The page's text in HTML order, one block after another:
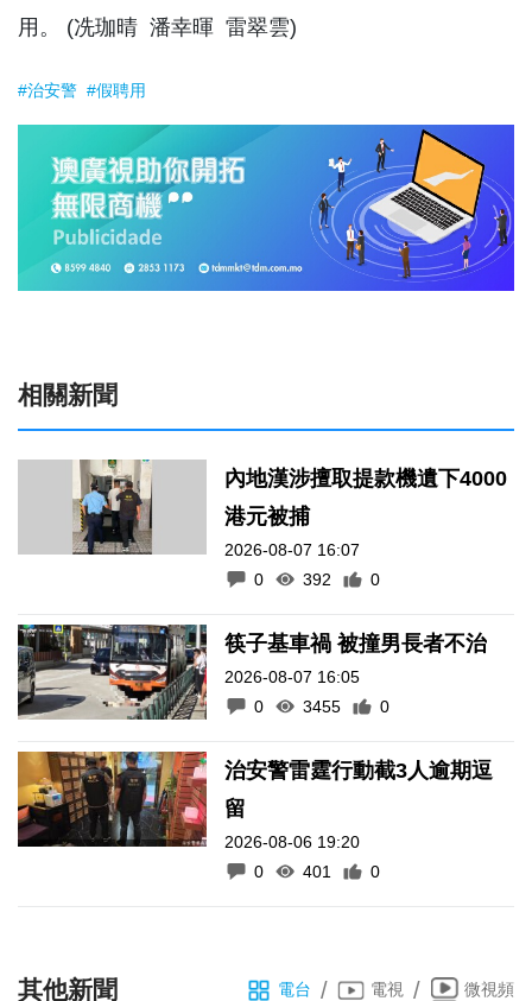
用。 (冼珈晴 潘幸暉 雷翠雲)
#治安警 #假聘用
相關新聞
內地漢涉擅取提款機遺下4000
港元被捕
2026-08-07 16:07
0
392 0
筷子基車禍 被撞男長者不治
2026-08-07 16:05
0
3455 0
治安警雷霆行動截3人逾期逗
留
2026-08-06 19:20
0
401 0
其他新聞 電台 / 電視 / 微視頻